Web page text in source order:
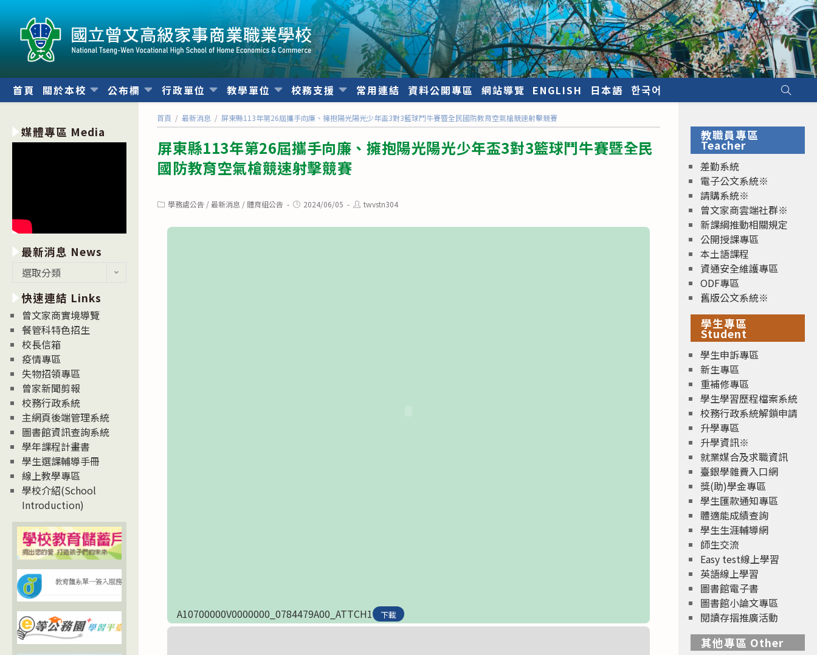
內
首頁 關於本校 公布欄 行政單位 教學單位 校務支援 常用連結 資料公開專區 網站導覽 ENGLISH 日本語 한국어
首頁 / 最新消息 / 屏東縣113年第26屆攜手向廉、擁抱陽光陽光少年盃3對3籃球鬥牛賽暨全民國防教育空氣槍競速射擊競賽
屏東縣113年第26屆攜手向廉、擁抱陽光陽光少年盃3對3籃球鬥牛賽暨全民
國防教育空氣槍競速射擊競賽
Post學務處公告 / 最新消息 / 體育組公告
Post2024/06/05
Posttwvstn304
A10700000V0000000_0784479A00_ATTCH1 下載
媒體專區 Media
最新消息 News
消
息
News
選取分類
快速連結 Links
曾文家商實境導覽
餐管科特色招生
校長信箱
疫情專區
失物招領專區
曾家新聞剪報
校務行政系統
主網頁後端管理系統
圖書館資訊查詢系統
學年課程計畫書
學生選課輔導手冊
線上教學專區
學校介紹(School
Introduction)
教職員專區
Teacher
差勤系統
電子公文系統※
請購系統※
曾文家商雲端社群※
新課綱推動相關規定
公開授課專區
本土語課程
資通安全維護專區
ODF專區
舊版公文系統※
學生專區
Student
學生申訴專區
新生專區
重補修專區
學生學習歷程檔案系統
校務行政系統解鎖申請
升學專區
升學資訊※
就業媒合及求職資訊
臺銀學雜費入口網
獎(助)學金專區
學生匯款通知專區
體適能成績查詢
學生生涯輔導網
師生交流
Easy test線上學習
英語線上學習
圖書館電子書
圖書館小論文專區
閱讀存摺推廣活動
其他專區 Other